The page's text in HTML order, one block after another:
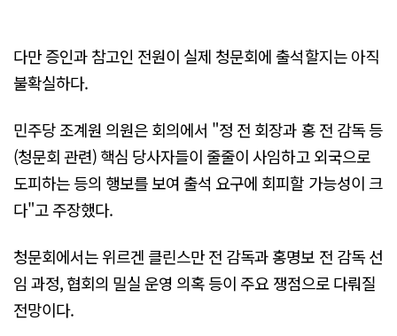
다만 증인과 참고인 전원이 실제 청문회에 출석할지는 아직
불확실하다.
민주당 조계원 의원은 회의에서 "정 전 회장과 홍 전 감독 등
(청문회 관련) 핵심 당사자들이 줄줄이 사임하고 외국으로
도피하는 등의 행보를 보여 출석 요구에 회피할 가능성이 크
다"고 주장했다.
청문회에서는 위르겐 클린스만 전 감독과 홍명보 전 감독 선
임 과정, 협회의 밀실 운영 의혹 등이 주요 쟁점으로 다뤄질
전망이다.